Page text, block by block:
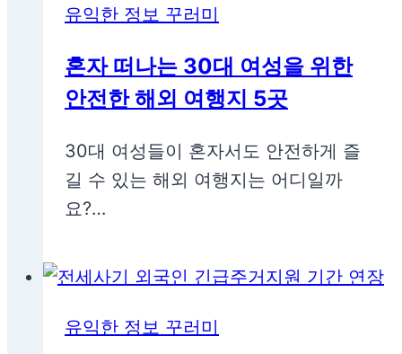
유익한 정보 꾸러미
혼자 떠나는 30대 여성을 위한
안전한 해외 여행지 5곳
30대 여성들이 혼자서도 안전하게 즐
길 수 있는 해외 여행지는 어디일까
요?…
유익한 정보 꾸러미